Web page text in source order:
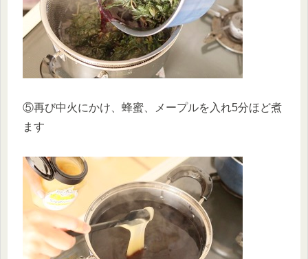
⑤再び中火にかけ、蜂蜜、メープルを入れ5分ほど煮
ます